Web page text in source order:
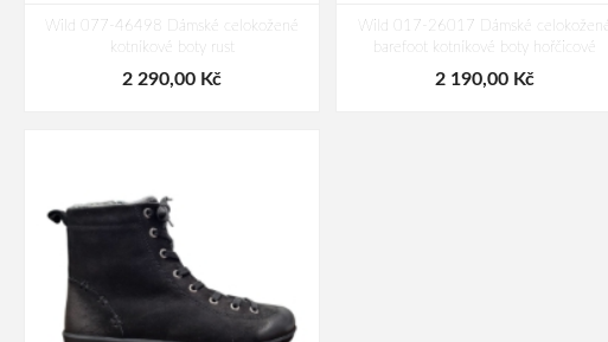
Wild 077-46498 Dámské celokožené
kotníkové boty rust
2 290,00 Kč
Wild 017-26017 Dámské celokožené
barefoot kotníkové boty hořčicové
2 190,00 Kč